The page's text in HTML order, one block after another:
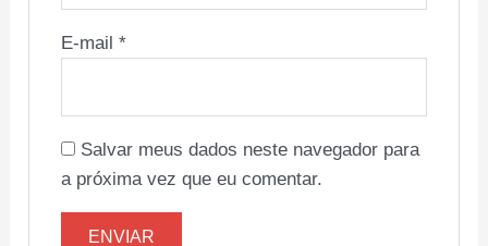
E-mail *
Salvar meus dados neste navegador para
a próxima vez que eu comentar.